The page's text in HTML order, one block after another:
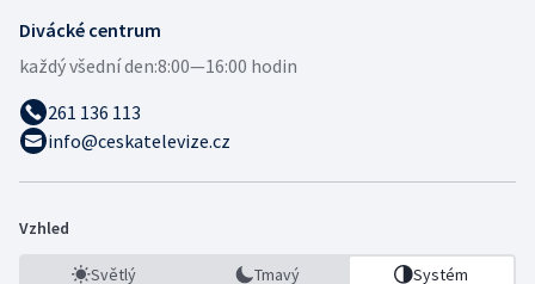
Divácké centrum
každý všední den:8:00—16:00 hodin
261 136 113
info@ceskatelevize.cz
Vzhled
Světlý Tmavý Systém